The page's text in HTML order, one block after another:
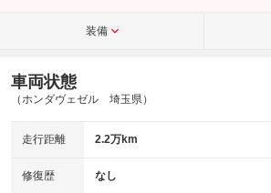
装備
車両状態
（ホンダヴェゼル 埼玉県）
走行距離 2.2万km
修復歴 なし